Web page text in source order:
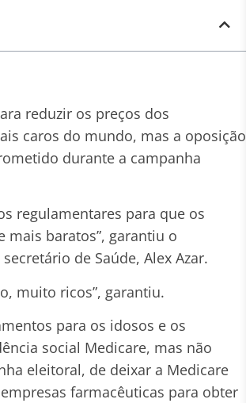
reduzir os preços dos
caros do mundo, mas a oposição
durante a campanha
regulamentares para que os
baratos”, garantiu o
de Saúde, Alex Azar.
muito ricos”, garantiu.
para os idosos e os
social Medicare, mas não
eleitoral, de deixar a Medicare
farmacêuticas para obter